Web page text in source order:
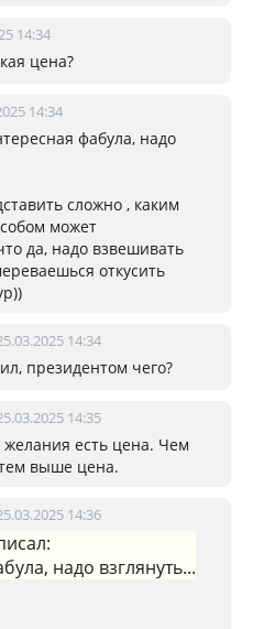
14:34
цена?
14:34
фабула, надо
сложно , каким
может
да, надо взвешивать
откусить
14:34
президентом чего?
14:35
желания есть цена. Чем
выше цена.
14:36
надо взглянуть...